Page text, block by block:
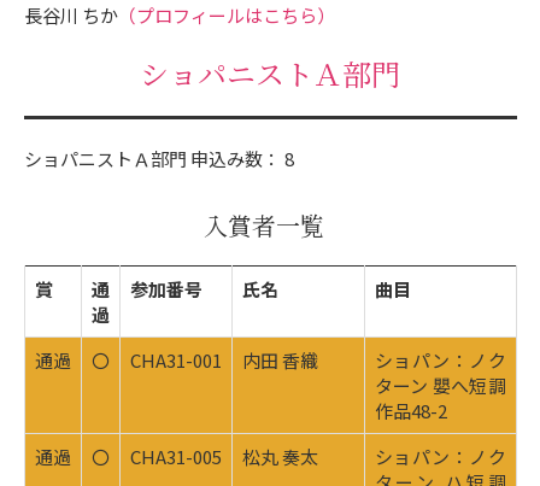
長谷川 ちか（プロフィールはこちら）
ショパニストＡ部門
ショパニストＡ部門 申込み数： 8
入賞者一覧
賞
通
過
参加番号 氏名 曲目
通過 〇 CHA31-001 内田 香織
ショパン：ノク
ターン 嬰へ短調
作品48-2
通過
〇 CHA31-005 松丸 奏太
ショパン：ノク